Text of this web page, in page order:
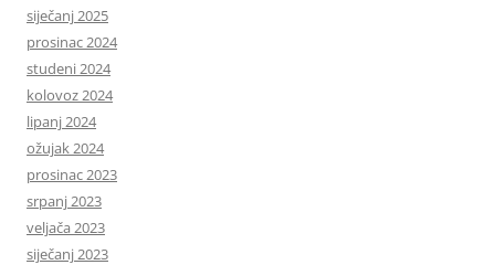
siječanj 2025
prosinac 2024
studeni 2024
kolovoz 2024
lipanj 2024
ožujak 2024
prosinac 2023
srpanj 2023
veljača 2023
siječanj 2023